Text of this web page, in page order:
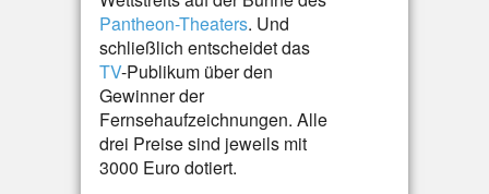
Pantheon-Theaters. Und
schließlich entscheidet das
TV-Publikum über den
Gewinner der
Fernsehaufzeichnungen. Alle
drei Preise sind jeweils mit
3000 Euro dotiert.